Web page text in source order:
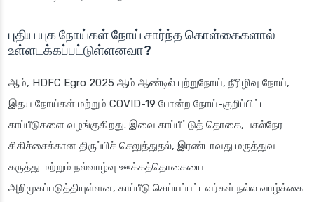
புதிய யுக நோய்கள் நோய் சார்ந்த கொள்கைகளால்
உள்ளடக்கப்பட்டுள்ளனவா?
ஆம், HDFC Egro 2025 ஆம் ஆண்டில் புற்றுநோய், நீரிழிவு நோய்,
இதய நோய்கள் மற்றும் COVID-19 போன்ற நோய்-குறிப்பிட்ட
காப்பீடுகளை வழங்குகிறது. இவை காப்பீட்டுத் தொகை, பகல்நேர
சிகிச்சைக்கான திருப்பிச் செலுத்துதல், இரண்டாவது மருத்துவ
கருத்து மற்றும் நல்வாழ்வு ஊக்கத்தொகையை
அறிமுகப்படுத்தியுள்ளன, காப்பீடு செய்யப்பட்டவர்கள் நல்ல வாழ்க்கை